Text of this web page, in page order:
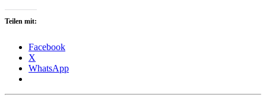
Teilen mit:
Facebook
X
WhatsApp